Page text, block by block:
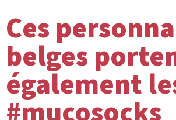
Ces
belges
également